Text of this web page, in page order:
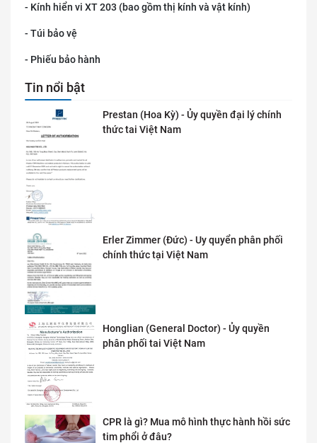
- Kính hiển vi XT 203 (bao gồm thị kính và vật kính)
- Túi bảo vệ
- Phiếu bảo hành
Tin nổi bật
Prestan (Hoa Kỳ) - Ủy quyền đại lý chính
thức tai Việt Nam
Erler Zimmer (Đức) - Uy quyển phân phối
chính thức tại Việt Nam
Honglian (General Doctor) - Ủy quyền
phân phối tai Việt Nam
CPR là gì? Mua mô hình thực hành hồi sức
tim phổi ở đâu?